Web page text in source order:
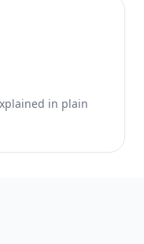
in plain